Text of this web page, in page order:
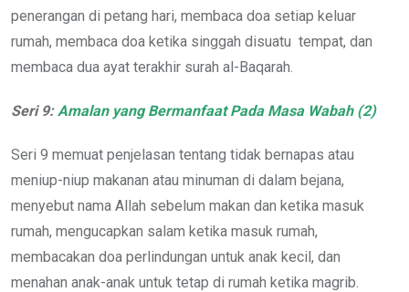
penerangan di petang hari, membaca doa setiap keluar
rumah, membaca doa ketika singgah disuatu tempat, dan
membaca dua ayat terakhir surah al-Baqarah.
Seri 9:Amalan yang Bermanfaat Pada Masa Wabah (2)
Seri 9 memuat penjelasan tentang tidak bernapas atau
meniup-niup makanan atau minuman di dalam bejana,
menyebut nama Allah sebelum makan dan ketika masuk
rumah, mengucapkan salam ketika masuk rumah,
membacakan doa perlindungan untuk anak kecil, dan
menahan anak-anak untuk tetap di rumah ketika magrib.